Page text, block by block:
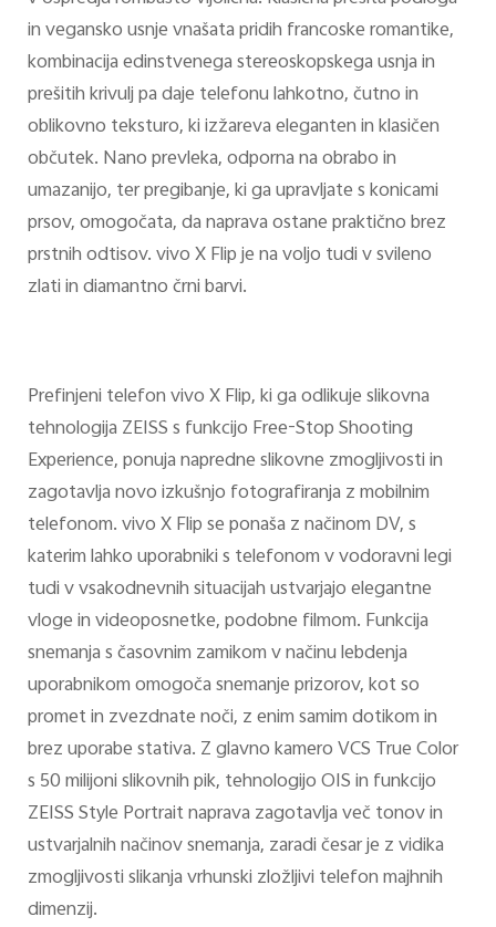
in vegansko usnje vnašata pridih francoske romantike,
kombinacija edinstvenega stereoskopskega usnja in
prešitih krivulj pa daje telefonu lahkotno, čutno in
oblikovno teksturo, ki izžareva eleganten in klasičen
občutek. Nano prevleka, odporna na obrabo in
umazanijo, ter pregibanje, ki ga upravljate s konicami
prsov, omogočata, da naprava ostane praktično brez
prstnih odtisov. vivo X Flip je na voljo tudi v svileno
zlati in diamantno črni barvi.
Prefinjeni telefon vivo X Flip, ki ga odlikuje slikovna
tehnologija ZEISS s funkcijo Free-Stop Shooting
Experience, ponuja napredne slikovne zmogljivosti in
zagotavlja novo izkušnjo fotografiranja z mobilnim
telefonom. vivo X Flip se ponaša z načinom DV, s
katerim lahko uporabniki s telefonom v vodoravni legi
tudi v vsakodnevnih situacijah ustvarjajo elegantne
vloge in videoposnetke, podobne filmom. Funkcija
snemanja s časovnim zamikom v načinu lebdenja
uporabnikom omogoča snemanje prizorov, kot so
promet in zvezdnate noči, z enim samim dotikom in
brez uporabe stativa. Z glavno kamero VCS True Color
s 50 milijoni slikovnih pik, tehnologijo OIS in funkcijo
ZEISS Style Portrait naprava zagotavlja več tonov in
ustvarjalnih načinov snemanja, zaradi česar je z vidika
zmogljivosti slikanja vrhunski zložljivi telefon majhnih
dimenzij.